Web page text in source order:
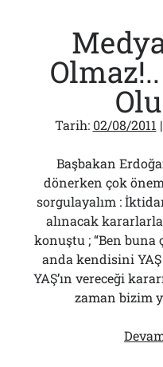
Tarih: 02/08/2011
Başbakan
dönerken çok
sorgulayalım :
alınacak
konuştu ; “Ben
anda kendisini
YAŞ’ın vereceği
zaman bizim